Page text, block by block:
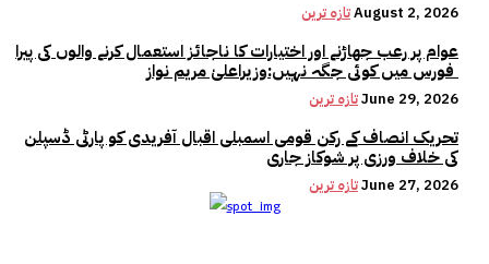
تازہ ترینAugust 2, 2026
عوام پر رعب جھاڑنے اور اختیارات کا ناجائز استعمال کرنے والوں کی پیرا
تازہ ترینJune 29, 2026
تحریک انصاف کے رکن قومی اسمبلی اقبال آفریدی کو پارٹی ڈسپلن
کی خلاف ورزی پر شوکاز جاری
تازہ ترینJune 27, 2026